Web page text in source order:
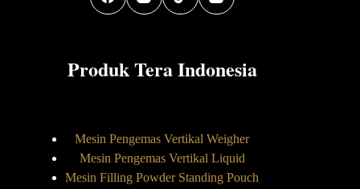
Produk Tera Indonesia
Mesin Pengemas Vertikal Weigher
Mesin Pengemas Vertikal Liquid
Mesin Filling Powder Standing Pouch